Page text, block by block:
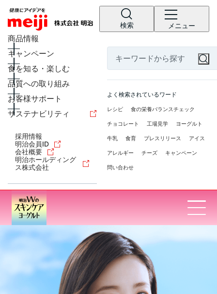
検索 メニュー
商品情報
キャンペーン
食を知る・楽しむ
品質への取り組み
お客様サポート
サステナビリティ
採用情報
明治会員ID
会社概要
明治ホールディング
ス株式会社
よく検索されているワード
レシピ 食の栄養バランスチェック
チョコレート 工場見学 ヨーグルト
牛乳 食育 プレスリリース アイス
アレルギー チーズ キャンペーン
問い合わせ